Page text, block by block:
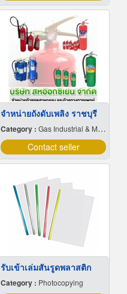
จำหน่ายถังดับเพลิง ราชบุรี
Category : Gas Industrial & Medical Cylinder & Bulk
Contact seller
รับเข้าเล่มสันรูดพลาสติก
Category : Photocopying